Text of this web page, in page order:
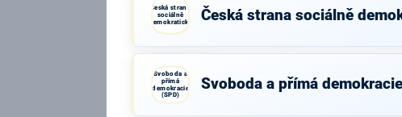
Česká strana
sociálně
demokratická
Česká strana sociálně
Svoboda a
přímá
demokracie
(SPD)
Svoboda a přímá